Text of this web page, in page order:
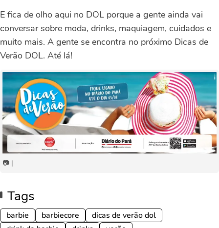
E fica de olho aqui no DOL porque a gente ainda vai
conversar sobre moda, drinks, maquiagem, cuidados e
muito mais. A gente se encontra no próximo Dicas de
Verão DOL. Até lá!
📷 |
Tags
barbie barbiecore
dicas de verão dol